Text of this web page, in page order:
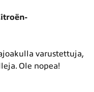
varustettuja,
Ole nopea!